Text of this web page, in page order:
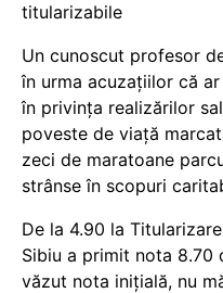
titularizabile
Un cunoscut profesor
în urma acuzațiilor că
în privința realizărilor
poveste de viață
zeci de maratoane
strânse în scopuri
De la 4.90 la
Sibiu a primit nota 8.70
văzut nota inițială, nu